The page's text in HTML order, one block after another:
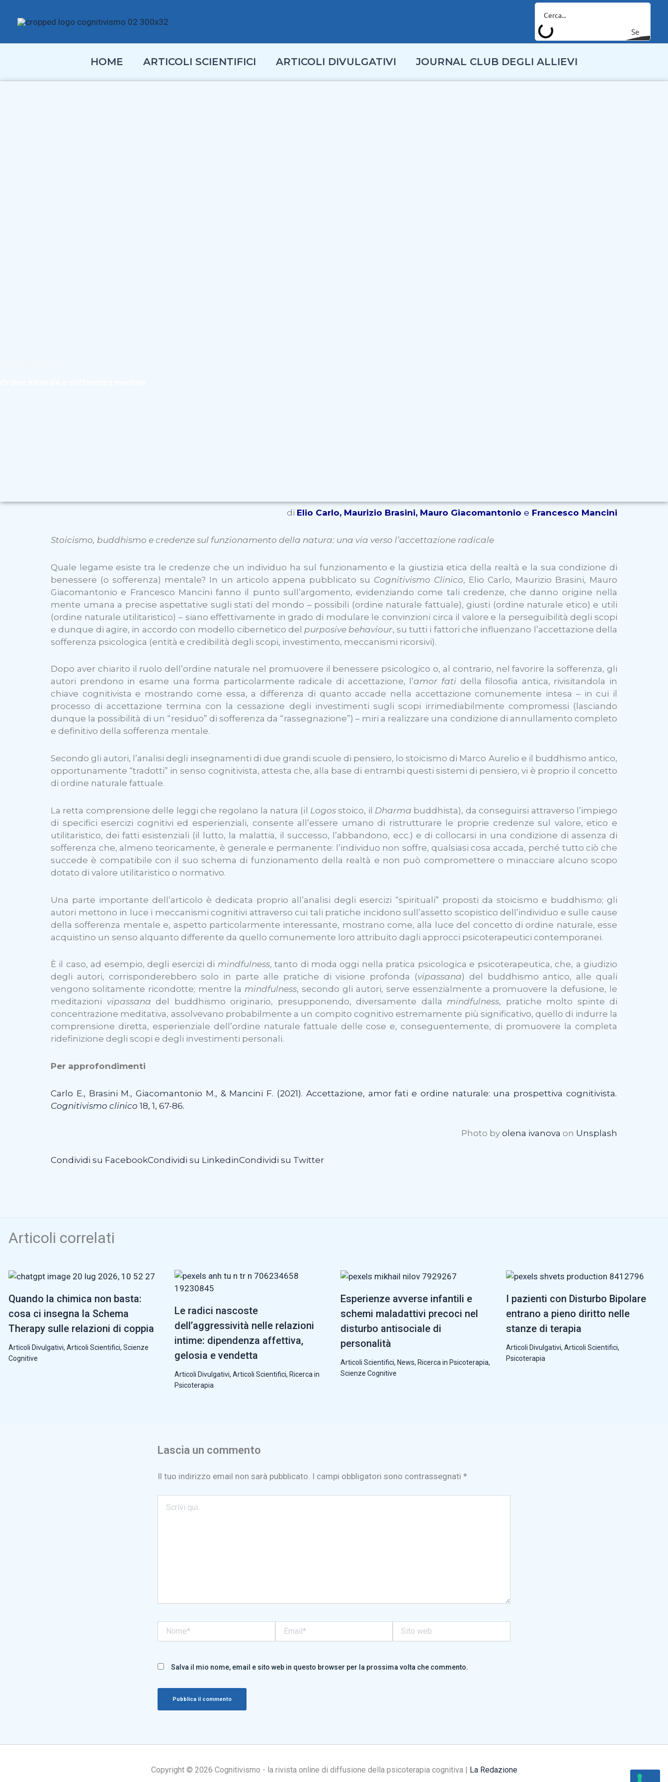
Se
HOME ARTICOLI SCIENTIFICI ARTICOLI DIVULGATIVI JOURNAL CLUB DEGLI ALLIEVI
di Elio Carlo, Maurizio Brasini, Mauro Giacomantonio e Francesco Mancini
Stoicismo, buddhismo e credenze sul funzionamento della natura: una via verso l’accettazione radicale
Quale legame esiste tra le credenze che un individuo ha sul funzionamento e la giustizia etica della realtà e la sua condizione di
benessere (o sofferenza) mentale? In un articolo appena pubblicato su Cognitivismo Clinico, Elio Carlo, Maurizio Brasini, Mauro
Giacomantonio e Francesco Mancini fanno il punto sull’argomento, evidenziando come tali credenze, che danno origine nella
mente umana a precise aspettative sugli stati del mondo – possibili (ordine naturale fattuale), giusti (ordine naturale etico) e utili
(ordine naturale utilitaristico) – siano effettivamente in grado di modulare le convinzioni circa il valore e la perseguibilità degli scopi
e dunque di agire, in accordo con modello cibernetico del purposive behaviour, su tutti i fattori che influenzano l’accettazione della
sofferenza psicologica (entità e credibilità degli scopi, investimento, meccanismi ricorsivi).
Dopo aver chiarito il ruolo dell’ordine naturale nel promuovere il benessere psicologico o, al contrario, nel favorire la sofferenza, gli
autori prendono in esame una forma particolarmente radicale di accettazione, l’amor fatidella filosofia antica, rivisitandola in
chiave cognitivista e mostrando come essa, a differenza di quanto accade nella accettazione comunemente intesa – in cui il
processo di accettazione termina con la cessazione degli investimenti sugli scopi irrimediabilmente compromessi (lasciando
dunque la possibilità di un “residuo” di sofferenza da “rassegnazione”) – miri a realizzare una condizione di annullamento completo
e definitivo della sofferenza mentale.
Secondo gli autori, l’analisi degli insegnamenti di due grandi scuole di pensiero, lo stoicismo di Marco Aurelio e il buddhismo antico,
opportunamente “tradotti” in senso cognitivista, attesta che, alla base di entrambi questi sistemi di pensiero, vi è proprio il concetto
di ordine naturale fattuale.
La retta comprensione delle leggi che regolano la natura (il Logosstoico, il Dharma buddhista), da conseguirsi attraverso l’impiego
di specifici esercizi cognitivi ed esperienziali, consente all’essere umano di ristrutturare le proprie credenze sul valore, etico e
utilitaristico, dei fatti esistenziali (il lutto, la malattia, il successo, l’abbandono, ecc.) e di collocarsi in una condizione di assenza di
sofferenza che, almeno teoricamente, è generale e permanente: l’individuo non soffre, qualsiasi cosa accada, perché tutto ciò che
succede è compatibile con il suo schema di funzionamento della realtà e non può compromettere o minacciare alcuno scopo
dotato di valore utilitaristico o normativo.
Una parte importante dell’articolo è dedicata proprio all’analisi degli esercizi “spirituali” proposti da stoicismo e buddhismo; gli
autori mettono in luce i meccanismi cognitivi attraverso cui tali pratiche incidono sull’assetto scopistico dell’individuo e sulle cause
della sofferenza mentale e, aspetto particolarmente interessante, mostrano come, alla luce del concetto di ordine naturale, esse
acquistino un senso alquanto differente da quello comunemente loro attribuito dagli approcci psicoterapeutici contemporanei.
È il caso, ad esempio, degli esercizi di mindfulness, tanto di moda oggi nella pratica psicologica e psicoterapeutica, che, a giudizio
degli autori, corrisponderebbero solo in parte alle pratiche di visione profonda (vipassana) del buddhismo antico, alle quali
vengono solitamente ricondotte; mentre la mindfulness, secondo gli autori, serve essenzialmente a promuovere la defusione, le
meditazioni vipassana del buddhismo originario, presupponendo, diversamente dalla mindfulness, pratiche molto spinte di
concentrazione meditativa, assolvevano probabilmente a un compito cognitivo estremamente più significativo, quello di indurre la
comprensione diretta, esperienziale dell’ordine naturale fattuale delle cose e, conseguentemente, di promuovere la completa
ridefinizione degli scopi e degli investimenti personali.
Per approfondimenti
Carlo E., Brasini M., Giacomantonio M., & Mancini F. (2021). Accettazione, amor fati e ordine naturale: una prospettiva cognitivista.
Cognitivismo clinico 18, 1, 67-86.
Photo by olena ivanova on Unsplash
Condividi su FacebookCondividi su LinkedinCondividi su Twitter
Articoli correlati
Quando la chimica non basta:
cosa ci insegna la Schema
Therapy sulle relazioni di coppia
Articoli Divulgativi, Articoli Scientifici, Scienze
Cognitive
Le radici nascoste
dell’aggressività nelle relazioni
intime: dipendenza affettiva,
gelosia e vendetta
Articoli Divulgativi, Articoli Scientifici, Ricerca in
Psicoterapia
Esperienze avverse infantili e
schemi maladattivi precoci nel
disturbo antisociale di
personalità
Articoli Scientifici, News, Ricerca in Psicoterapia,
Scienze Cognitive
I pazienti con Disturbo Bipolare
entrano a pieno diritto nelle
stanze di terapia
Articoli Divulgativi,Articoli Scientifici,
Psicoterapia
Lascia un commento
Il tuo indirizzo email non sarà pubblicato. I campi obbligatori sono contrassegnati *
qui..
web
Salva il mio nome, email e sito web in questo browser per la prossima volta che commento.
Copyright © 2026 Cognitivismo - la rivista online di diffusione della psicoterapia cognitiva | La Redazione